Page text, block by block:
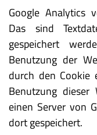
Google Analytics
Das sind
gespeichert
Benutzung der
durch den Cookie
Benutzung
einen Server von
dort gespeichert.